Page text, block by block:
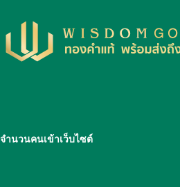
จำนวนคนเข้าเว็บไซต์